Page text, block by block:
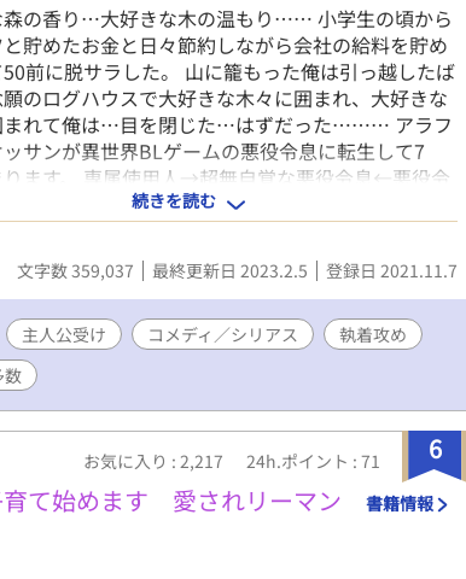
森の香り…大好きな木の温もり…… 小学生の頃から
貯めたお金と日々節約しながら会社の給料を貯め
前に脱サラした。 山に籠もった俺は引っ越したば
のログハウスで大好きな木々に囲まれ、大好きな
まれて俺は…目を閉じた…はずだった……… アラフ
サンが異世界BLゲームの悪役令息に転生して7
ります。 専属使用人→超無自覚な悪役令息←悪役令
予定の王子で、悪役令息が周囲に愛されなお話。 た
スが入りますが、R18が多いコメディです。 R18
回は☆を入れてます。 仕事や家事、育児の合間に作
ております。 誤字脱字の報告は、こちらは2作目で
しまいますと、気になり過ぎて作品にも支障が出
すので今はまだ控えさせて頂いております。 ご容
せ。 ご感想は大歓迎です。 皆さま、温かいご感想
うございます。 ただ……ガラスのハートのヘタレ
甘めにお願い致します。 写真は以前撮ったもので
写真、動物の写真は趣味で撮っておりますので、今
にも合うものがあれば載せる予定です。 よろしくお
す。 ✼✼✼✼✼✼✼✼✼✼✼✼✼✼✼✼✼✼✼ 皆様のお陰
キングに上がる事が出来ました。 ありがとうござ
続きを読む
文字数 359,037 最終更新日 2023.2.5 登録日 2021.11.7
主人公受け コメディ／シリアス
執着攻め
数
6
お気に入り : 2,217 24h.ポイント : 71
て始めます 愛されリーマン 書籍情報